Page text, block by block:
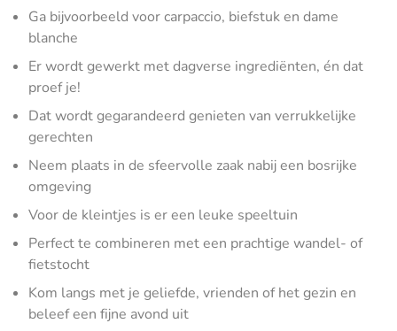
Ga bijvoorbeeld voor carpaccio, biefstuk en dame
blanche
Er wordt gewerkt met dagverse ingrediënten, én dat
proef je!
Dat wordt gegarandeerd genieten van verrukkelijke
gerechten
Neem plaats in de sfeervolle zaak nabij een bosrijke
omgeving
Voor de kleintjes is er een leuke speeltuin
Perfect te combineren met een prachtige wandel- of
fietstocht
Kom langs met je geliefde, vrienden of het gezin en
beleef een fijne avond uit